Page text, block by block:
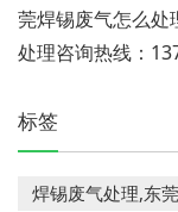
莞焊锡废气怎么处
处理咨询热线：
标签
焊锡废气处理,东